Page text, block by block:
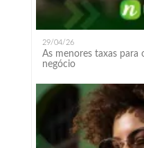
29/04/26
As menores taxas para
negócio